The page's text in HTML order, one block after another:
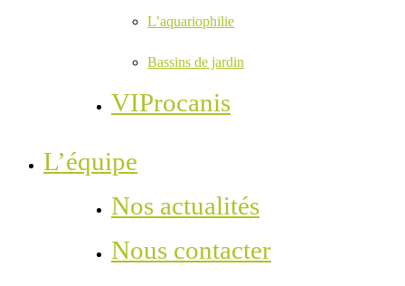
L’aquariophilie
Bassins de jardin
VIProcanis
L’équipe
Nos actualités
Nous contacter